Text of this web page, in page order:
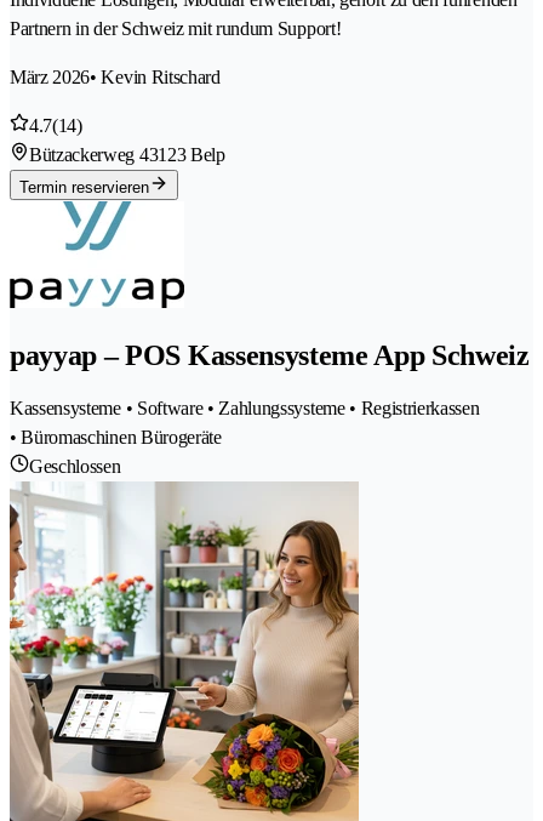
Partnern in der Schweiz mit rundum Support!
März 2026• Kevin Ritschard
4.7(14)
Bützackerweg 43123 Belp
Termin reservieren
payyap – POS Kassensysteme App Schweiz
Kassensysteme • Software • Zahlungssysteme • Registrierkassen
• Büromaschinen Bürogeräte
Geschlossen